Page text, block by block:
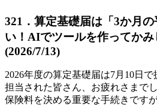
321．算定基礎届は「3か月
い！AIでツールを作ってかみ
(2026/7/13)
2026年度の算定基礎届は7月10日で
担当された皆さん、お疲れさまで
保険料を決める重要な手続きです